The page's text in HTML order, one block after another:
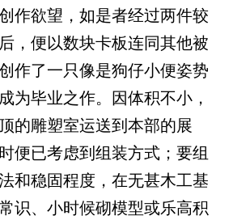
作欲望，如是者经过两件较
，便以数块卡板连同其他被
作了一只像是狗仔小便姿势
为毕业之作。因体积不小，
的雕塑室运送到本部的展
便已考虑到组装方式；要组
和稳固程度，在无甚木工基
识、小时候砌模型或乐高积